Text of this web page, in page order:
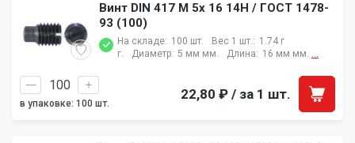
Винт DIN 417 M 5x 16 14H / ГОСТ 1478-
93 (100)
На складе: 100 шт. Вес 1 шт.: 1.74 г
г.
Диаметр: 5 мм мм. Длина: 16 мм мм. ...
в упаковке: 100 шт.
22,80 ₽ / за 1 шт.